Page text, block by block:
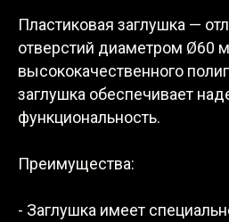
Пластиковая заглушка —
отверстий диаметром Ø60
высококачественного
заглушка обеспечивает
функциональность.
Преимущества:
- Заглушка имеет